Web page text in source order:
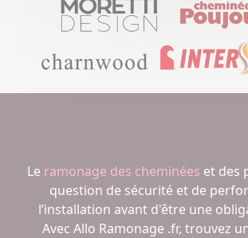
Le ramonage des cheminées et des
question de sécurité et de
l’installation avant d'être une
Avec Allo Ramonage .fr, trouvez